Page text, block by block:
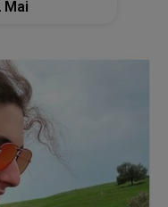
Mai